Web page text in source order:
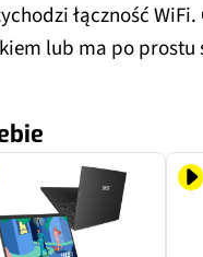
łączność WiFi.
lub ma po prostu